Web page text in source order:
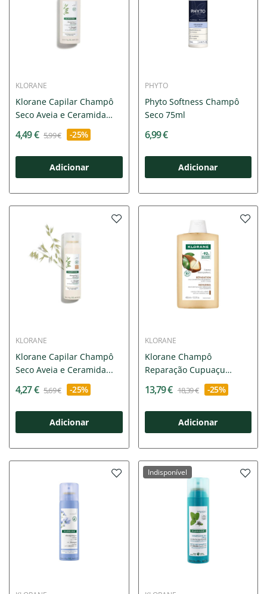
KLORANE
Klorane Capilar Champô
Seco Aveia e Ceramida
4,49 € 5,99 € -25%
Adicionar
PHYTO
Phyto Softness Champô
Seco 75ml
6,99 €
Adicionar
KLORANE
Klorane Capilar Champô
Seco Aveia e Ceramida...
4,27 € 5,69 € -25%
Adicionar
KLORANE
Klorane Champô
Reparação Cupuaçu
13,79 € 18,39 € -25%
Adicionar
Indisponível